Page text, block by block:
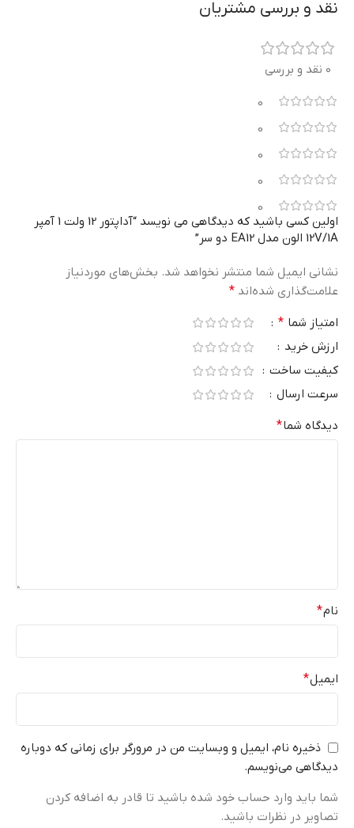
نقد و بررسی مشتریان
0 نقد و بررسی
0
0
0
0
0
اولین کسی باشید که دیدگاهی می نویسد “آداپتور 12 ولت 1 آمپر
12V/1A الون مدل EA12 دو سر”
نشانی ایمیل شما منتشر نخواهد شد. بخش‌های موردنیاز
علامت‌گذاری شده‌اند *
امتیاز شما *
ارزش خرید
کیفیت ساخت
سرعت ارسال
دیدگاه شما*
نام*
ایمیل*
ذخیره نام، ایمیل و وبسایت من در مرورگر برای زمانی که دوباره
دیدگاهی می‌نویسم.
شما باید وارد حساب خود شده باشید تا قادر به اضافه کردن
تصاویر در نظرات باشید.